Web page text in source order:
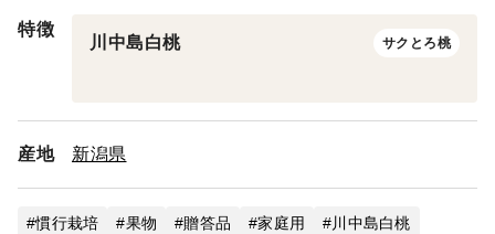
特徴
川中島白桃 サクとろ桃
産地 新潟県
慣行栽培 果物 贈答品 家庭用
川中島白桃